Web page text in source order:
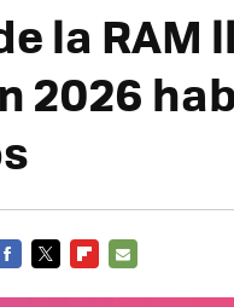
la
2026